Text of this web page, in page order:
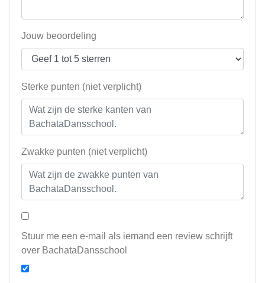
Jouw beoordeling
Sterke punten (niet verplicht)
Zwakke punten (niet verplicht)
Stuur me een e-mail als iemand een review schrijft
over BachataDansschool